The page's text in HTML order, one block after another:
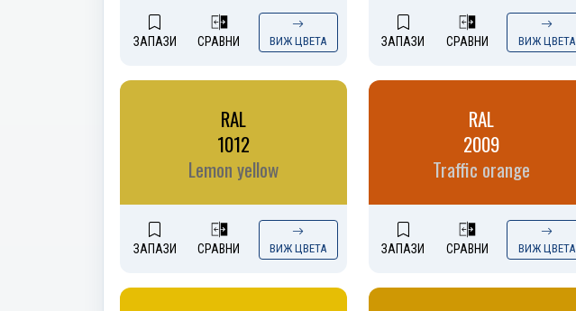
ЗАПАЗИ СРАВНИ ВИЖ ЦВЕТА ЗАПАЗИ СРАВНИ ВИЖ ЦВЕТА
RAL
1012
Lemon yellow
ЗАПАЗИ СРАВНИ ВИЖ ЦВЕТА
RAL
2009
Traffic orange
ЗАПАЗИ СРАВНИ ВИЖ ЦВЕТА